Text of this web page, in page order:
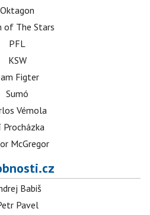
Oktagon
of The Stars
PFL
KSW
Figter
Sumó
Vémola
Procházka
McGregor
Babiš
Pavel